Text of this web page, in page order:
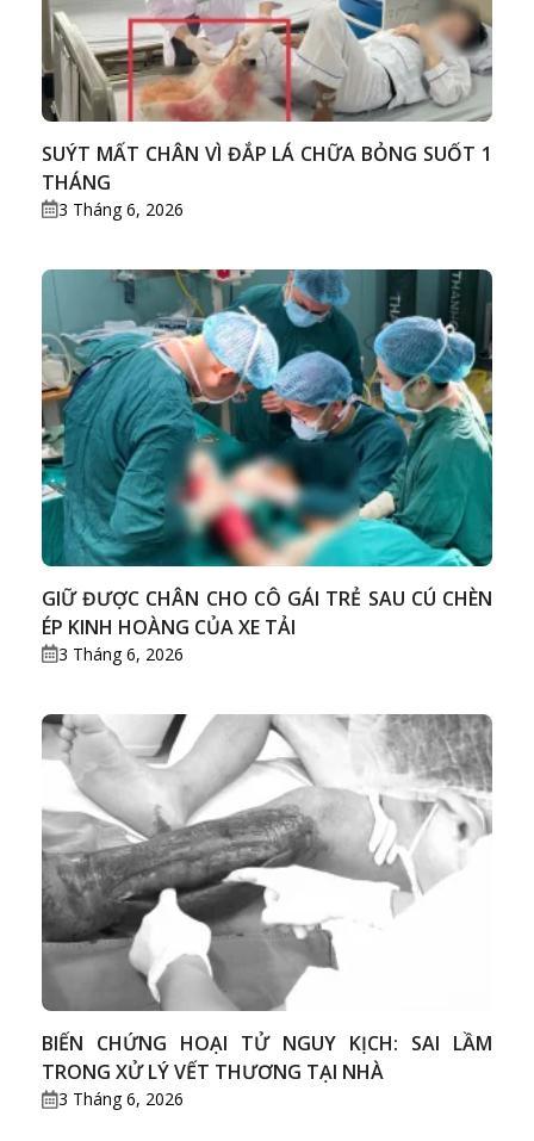
SUÝT MẤT CHÂN VÌ ĐẮP LÁ CHỮA BỎNG SUỐT 1
THÁNG
3 Tháng 6, 2026
GIỮ ĐƯỢC CHÂN CHO CÔ GÁI TRẺ SAU CÚ CHÈN
ÉP KINH HOÀNG CỦA XE TẢI
3 Tháng 6, 2026
BIẾN CHỨNG HOẠI TỬ NGUY KỊCH: SAI LẦM
TRONG XỬ LÝ VẾT THƯƠNG TẠI NHÀ
3 Tháng 6, 2026